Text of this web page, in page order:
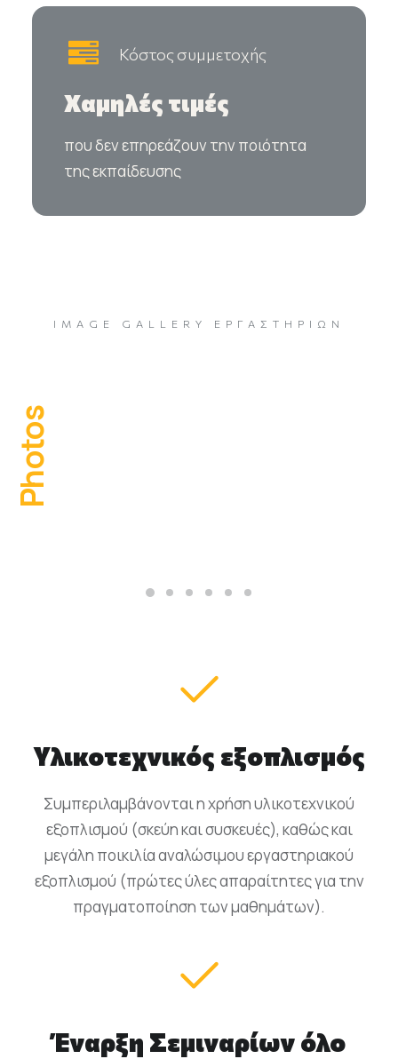
Κόστος συμμετοχής
Χαμηλές τιμές
που δεν επηρεάζουν την ποιότητα
της εκπαίδευσης
IMAGE GALLERY ΕΡΓΑΣΤΗΡΊΩΝ
Photos
Υλικοτεχνικός εξοπλισμός
Συμπεριλαμβάνονται η χρήση υλικοτεχνικού
εξοπλισμού (σκεύη και συσκευές), καθώς και
μεγάλη ποικιλία αναλώσιμου εργαστηριακού
εξοπλισμού (πρώτες ύλες απαραίτητες για την
πραγματοποίηση των μαθημάτων).
Έναρξη Σεμιναρίων όλο